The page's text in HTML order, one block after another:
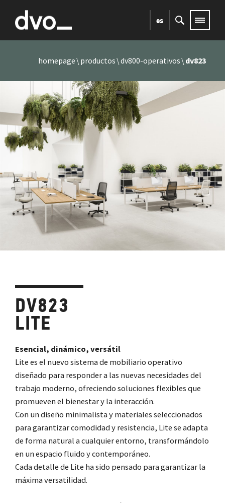
es
homepage productos dv800-operativos dv823
DV823
LITE
Esencial, dinámico, versátil
Lite es el nuevo sistema de mobiliario operativo
diseñado para responder a las nuevas necesidades del
trabajo moderno, ofreciendo soluciones flexibles que
promueven el bienestar y la interacción.
Con un diseño minimalista y materiales seleccionados
para garantizar comodidad y resistencia, Lite se adapta
de forma natural a cualquier entorno, transformándolo
en un espacio fluido y contemporáneo.
Cada detalle de Lite ha sido pensado para garantizar la
máxima versatilidad.